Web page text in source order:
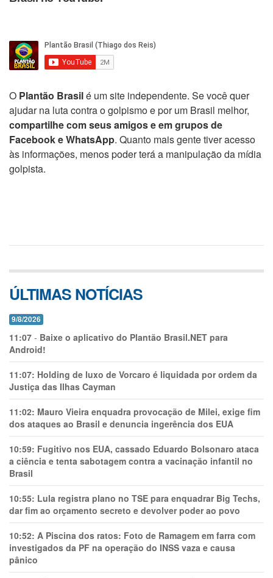
O Plantão Brasilé um site independente. Se você quer
ajudar na luta contra o golpismo e por um Brasil melhor,
compartilhe com seus amigos e em grupos de
Facebook e WhatsApp. Quanto mais gente tiver acesso
às informações, menos poder terá a manipulação da mídia
golpista.
ÚLTIMAS NOTÍCIAS
9/8/2026
11:07 - Baixe o aplicativo do Plantão Brasil.NET para
Android!
11:07: Holding de luxo de Vorcaro é liquidada por ordem da
Justiça das Ilhas Cayman
11:02: Mauro Vieira enquadra provocação de Milei, exige fim
dos ataques ao Brasil e denuncia ingerência dos EUA
10:59: Fugitivo nos EUA, cassado Eduardo Bolsonaro ataca
a ciência e tenta sabotagem contra a vacinação infantil no
Brasil
10:55: Lula registra plano no TSE para enquadrar Big Techs,
dar fim ao orçamento secreto e devolver poder ao povo
10:52: A Piscina dos ratos: Foto de Ramagem em farra com
investigados da PF na operação do INSS vaza e causa
pânico